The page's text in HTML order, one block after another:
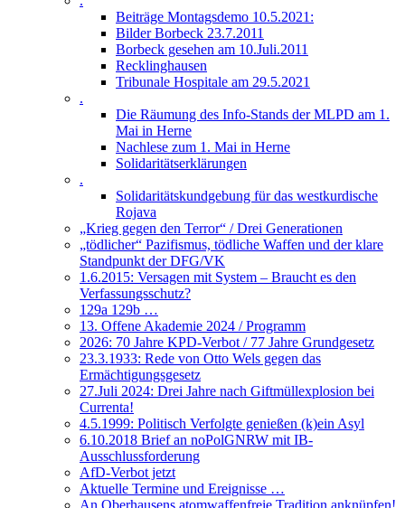
Beiträge Montagsdemo 10.5.2021:
Bilder Borbeck 23.7.2011
Borbeck gesehen am 10.Juli.2011
Recklinghausen
Tribunale Hospitale am 29.5.2021
.
Die Räumung des Info-Stands der MLPD am 1.
Mai in Herne
Nachlese zum 1. Mai in Herne
Solidaritätserklärungen
.
Solidaritätskundgebung für das westkurdische
Rojava
„Krieg gegen den Terror“ / Drei Generationen
„tödlicher“ Pazifismus, tödliche Waffen und der klare
Standpunkt der DFG/VK
1.6.2015: Versagen mit System – Braucht es den
Verfassungsschutz?
129a 129b …
13. Offene Akademie 2024 / Programm
2026: 70 Jahre KPD-Verbot / 77 Jahre Grundgesetz
23.3.1933: Rede von Otto Wels gegen das
Ermächtigungsgesetz
27.Juli 2024: Drei Jahre nach Giftmüllexplosion bei
Currenta!
4.5.1999: Politisch Verfolgte genießen (k)ein Asyl
6.10.2018 Brief an noPolGNRW mit IB-
Ausschlussforderung
AfD-Verbot jetzt
Aktuelle Termine und Ereignisse …
An Oberhausens atomwaffenfreie Tradition anknüpfen!